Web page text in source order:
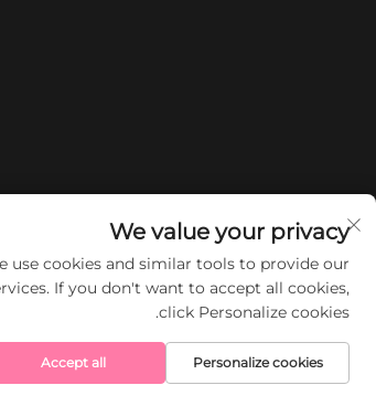
حقوق النشر © شركة قوانغدونغ يو
We value your privacy
use cookies and similar tools to provide our
If you don't want to accept all cookies,
click Personalize cookies.
Personalize cookies
Accept all